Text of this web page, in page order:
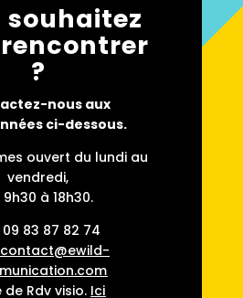
souhaitez
?
nous aux
ci-dessous.
ouvert du lundi au
vendredi,
à 18h30.
09 83 87 82 74
contact@ewild-
de Rdv visio. Ici